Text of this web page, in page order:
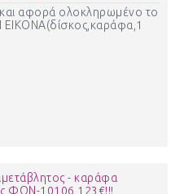
αφορά ολοκληρωμένο το